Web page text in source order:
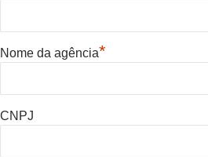
Nome da agência*
CNPJ